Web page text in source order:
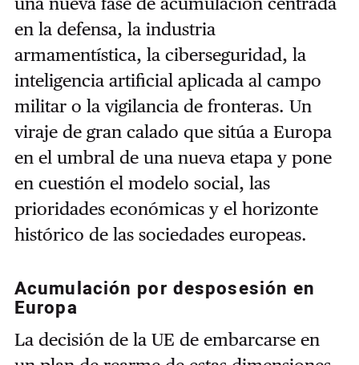
en la defensa, la industria
armamentística, la ciberseguridad, la
inteligencia artificial aplicada al campo
militar o la vigilancia de fronteras. Un
viraje de gran calado que sitúa a Europa
en el umbral de una nueva etapa y pone
en cuestión el modelo social, las
prioridades económicas y el horizonte
histórico de las sociedades europeas.
Acumulación por desposesión en
Europa
La decisión de la UE de embarcarse en